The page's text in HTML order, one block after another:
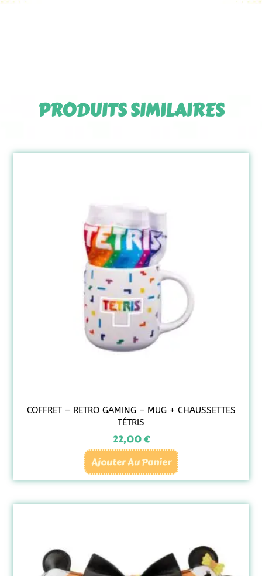
PRODUITS SIMILAIRES
COFFRET – RETRO GAMING – MUG + CHAUSSETTES
TÉTRIS
22,00€
Ajouter Au Panier